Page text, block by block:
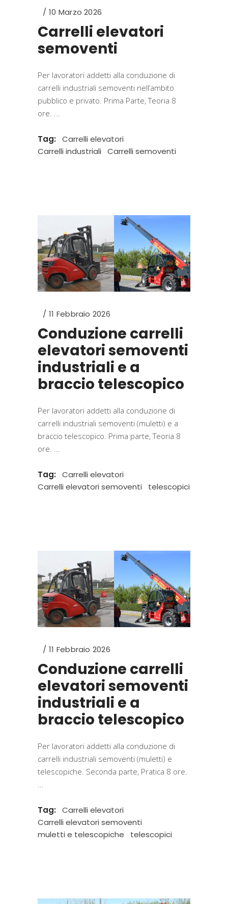
10 Marzo 2026
Carrelli elevatori
semoventi
Per lavoratori addetti alla conduzione di
carrelli industriali semoventi nell’ambito
pubblico e privato. Prima Parte, Teoria 8
ore.
Tag:
Carrelli elevatori
Carrelli industriali
Carrelli semoventi
11 Febbraio 2026
Conduzione carrelli
elevatori semoventi
industriali e a
braccio telescopico
Per lavoratori addetti alla conduzione di
carrelli industriali semoventi (muletti) e a
braccio telescopico. Prima parte, Teoria 8
ore.
Tag:
Carrelli elevatori
Carrelli elevatori semoventi
telescopici
11 Febbraio 2026
Conduzione carrelli
elevatori semoventi
industriali e a
braccio telescopico
Per lavoratori addetti alla conduzione di
carrelli industriali semoventi (muletti) e
telescopiche. Seconda parte, Pratica 8 ore.
Tag:
Carrelli elevatori
Carrelli elevatori semoventi
muletti e telescopiche
telescopici